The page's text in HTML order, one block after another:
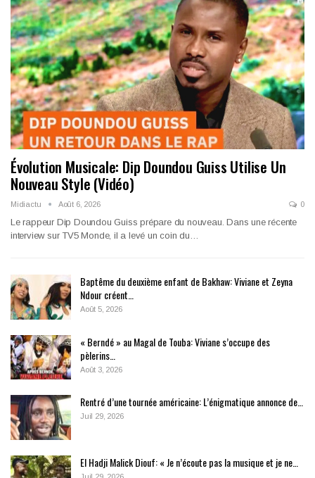
Évolution Musicale: Dip Doundou Guiss Utilise Un
Nouveau Style (Vidéo)
Midiactu Août 6, 2026 0
Le rappeur Dip Doundou Guiss prépare du nouveau. Dans une récente
interview sur TV5 Monde, il a levé un coin du…
Baptême du deuxième enfant de Bakhaw: Viviane et Zeyna
Ndour créent…
Août 5, 2026
« Berndé » au Magal de Touba: Viviane s’occupe des
pèlerins…
Août 3, 2026
Rentré d’une tournée américaine: L’énigmatique annonce de…
Juil 29, 2026
El Hadji Malick Diouf: « Je n’écoute pas la musique et je ne…